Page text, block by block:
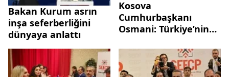
Bakan Kurum asrın
inşa seferberliğini
dünyaya anlattı
Kosova
Cumhurbaşkanı
Osmani: Türkiye’nin
minnettarız